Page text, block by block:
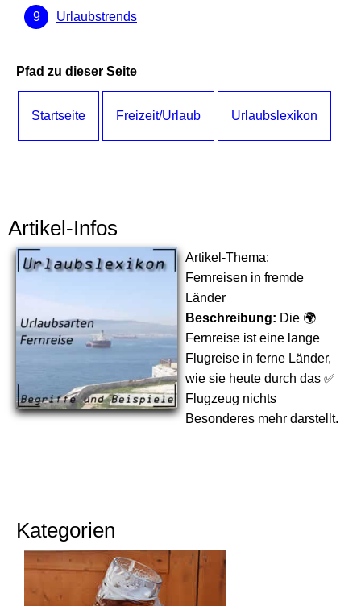
Urlaubstrends
Pfad zu dieser Seite
Startseite Freizeit/Urlaub Urlaubslexikon
Artikel-Infos
Artikel-Thema:
Fernreisen in fremde
Länder
Beschreibung: Die 🌍
Fernreise ist eine lange
Flugreise in ferne Länder,
wie sie heute durch das ✅
Flugzeug nichts
Besonderes mehr darstellt.
Kategorien